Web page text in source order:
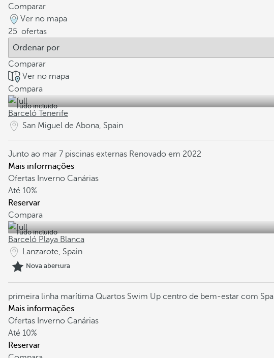
Comparar
Ver no mapa
25 ofertas
Comparar
Ver no mapa
Compara
Tudo incluído
Barceló Tenerife
San Miguel de Abona, Spain
Junto ao mar 7 piscinas externas Renovado em 2022
Mais informações
Ofertas Inverno Canárias
Até 10%
Reservar
Compara
Tudo incluído
Barceló Playa Blanca
Lanzarote, Spain
Nova abertura
primeira linha marítima Quartos Swim Up centro de bem-estar com Spa
Mais informações
Ofertas Inverno Canárias
Até 10%
Reservar